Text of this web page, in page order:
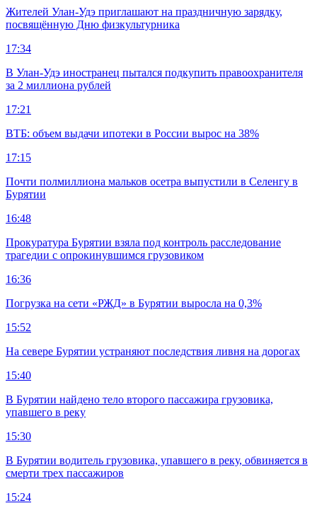
Жителей Улан-Удэ приглашают на праздничную зарядку,
посвящённую Дню физкультурника
17:34
В Улан-Удэ иностранец пытался подкупить правоохранителя
за 2 миллиона рублей
17:21
ВТБ: объем выдачи ипотеки в России вырос на 38%
17:15
Почти полмиллиона мальков осетра выпустили в Селенгу в
Бурятии
16:48
Прокуратура Бурятии взяла под контроль расследование
трагедии с опрокинувшимся грузовиком
16:36
Погрузка на сети «РЖД» в Бурятии выросла на 0,3%
15:52
На севере Бурятии устраняют последствия ливня на дорогах
15:40
В Бурятии найдено тело второго пассажира грузовика,
упавшего в реку
15:30
В Бурятии водитель грузовика, упавшего в реку, обвиняется в
смерти трех пассажиров
15:24